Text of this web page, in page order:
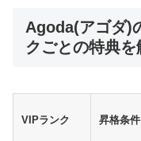
Agoda(アゴダ)
クごとの特典を
VIPランク 昇格条件